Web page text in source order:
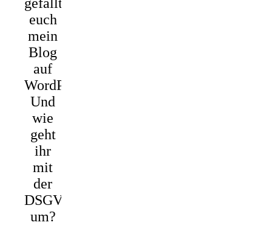
euch
mein
Blog
auf
WordPress?
Und
wie
geht
ihr
mit
der
DSGVO
um?